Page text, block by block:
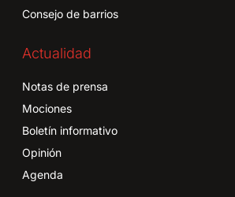
Consejo de barrios
Actualidad
Notas de prensa
Mociones
Boletín informativo
Opinión
Agenda